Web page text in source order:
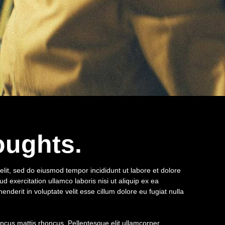
sed do eiusmod tempor incididunt ut labore et dolore
exercitation ullamco laboris nisi ut aliquip ex ea
in voluptate velit esse cillum dolore eu fugiat nulla
mattis rhoncus. Pellentesque elit ullamcorper